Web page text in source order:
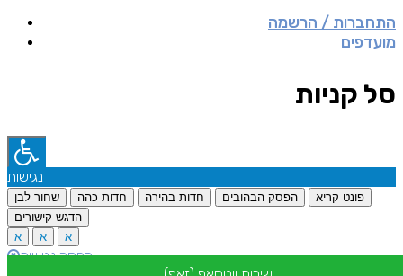
התחברות / הרשמה
מועדפים
סל קניות
נגישות
שחור לבן חדות כהה חדות בהירה הפסק הבהובים
פונט קריא
הדגש קישורים
א
א א
הפסק נגישות